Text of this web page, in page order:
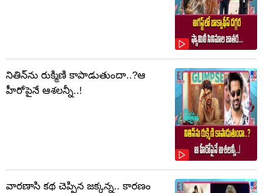
నితిన్‌ను రుక్మిణి కాపాడుతుందా..?ఆ
హీరోపైనే ఆశలన్నీ..!
వారణాసి కథ చెప్పిన జక్కన్న.. కారణం